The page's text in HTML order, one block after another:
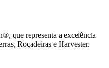
que representa a excelência
Roçadeiras e Harvester.